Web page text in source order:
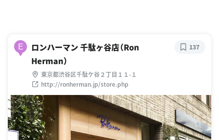
E
ロンハーマン 千駄ヶ谷店（Ron
Herman）
東京都渋谷区千駄ケ谷２丁目１１-１
http://ronherman.jp/store.php
137